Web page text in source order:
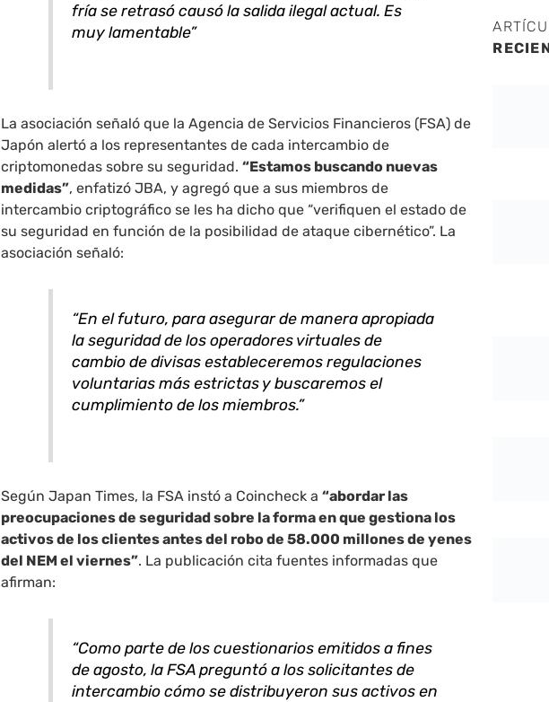
fría se retrasó causó la salida ilegal actual. Es
muy lamentable”
La asociación señaló que la Agencia de Servicios Financieros (FSA) de
Japón alertó a los representantes de cada intercambio de
criptomonedas sobre su seguridad.“Estamos buscando nuevas
medidas”, enfatizó JBA, y agregó que a sus miembros de
intercambio criptográfico se les ha dicho que “verifiquen el estado de
su seguridad en función de la posibilidad de ataque cibernético”. La
asociación señaló:
“En el futuro, para asegurar de manera apropiada
la seguridad de los operadores virtuales de
cambio de divisas estableceremos regulaciones
voluntarias más estrictas y buscaremos el
cumplimiento de los miembros.”
Según Japan Times, la FSA instó a Coincheck a“abordar las
preocupaciones de seguridad sobre la forma en que gestiona los
activos de los clientes antes del robo de 58.000 millones de yenes
del NEM el viernes”. La publicación cita fuentes informadas que
afirman:
“Como parte de los cuestionarios emitidos a fines
de agosto, la FSA preguntó a los solicitantes de
intercambio cómo se distribuyeron sus activos en